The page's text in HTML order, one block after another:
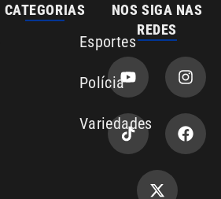
CATEGORIAS
Esportes
Polícia
Variedades
NOS SIGA NAS
REDES